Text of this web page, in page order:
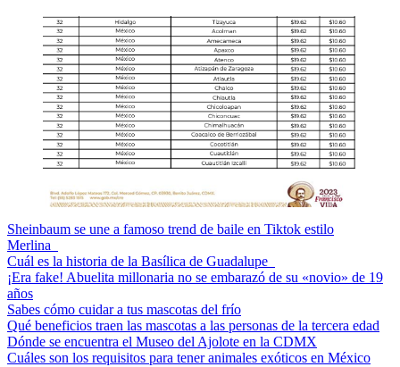
Sheinbaum se une a famoso trend de baile en Tiktok estilo
Merlina
Cuál es la historia de la Basílica de Guadalupe
¡Era fake! Abuelita millonaria no se embarazó de su «novio» de 19
años
Sabes cómo cuidar a tus mascotas del frío
Qué beneficios traen las mascotas a las personas de la tercera edad
Dónde se encuentra el Museo del Ajolote en la CDMX
Cuáles son los requisitos para tener animales exóticos en México